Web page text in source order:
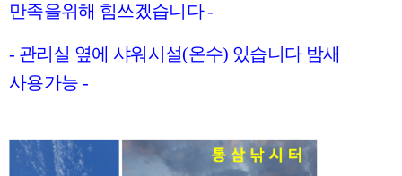
만족을위해 힘쓰겠습니다 -
- 관리실 옆에 샤워시설(온수) 있습니다 밤새
사용가능 -